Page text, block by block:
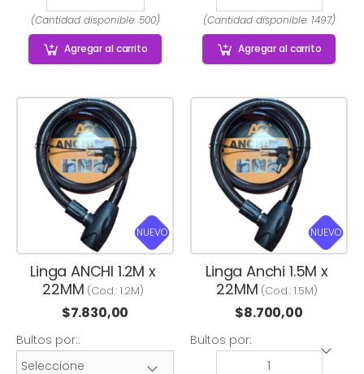
(Cantidad disponible: 500)
Agregaral carrito
(Cantidad disponible: 1497)
Agregaral carrito
NUEVO
Linga ANCHI 1.2M x
22MM (Cod.:1.2M)
$7.830,00
Bultos por::
NUEVO
Linga Anchi 1.5M x
22MM (Cod.:1.5M)
$8.700,00
Bultos por: